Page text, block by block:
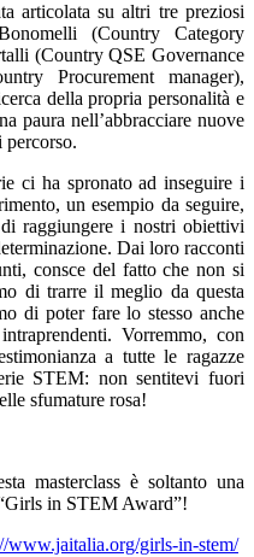
articolata su altri tre preziosi
(Country Category
(Country QSE Governance
Procurement manager),
della propria personalità e
paura nell’abbracciare nuove
percorso.
ci ha spronato ad inseguire i
un esempio da seguire,
raggiungere i nostri obiettivi
Dai loro racconti
consce del fatto che non si
di trarre il meglio da questa
di poter fare lo stesso anche
Vorremmo, con
a tutte le ragazze
STEM: non sentitevi fuori
sfumature rosa!
masterclass è soltanto una
in STEM Award”!
www.jaitalia.org/girls-in-stem/